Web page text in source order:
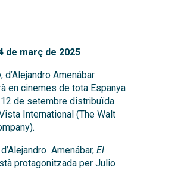
de març de 2025
, d’Alejandro Amenábar
en cinemes de tota Espanya
de setembre distribuïda
International (The Walt
Amenábar, El
protagonitzada per Julio